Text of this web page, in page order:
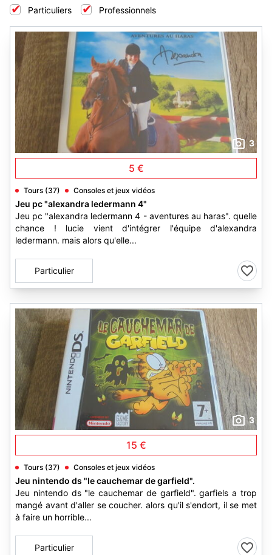
Particuliers Professionnels
3
5 €
Tours (37) Consoles et jeux vidéos
Jeu pc "alexandra ledermann 4"
Jeu pc "alexandra ledermann 4 - aventures au haras". quelle
chance ! lucie vient d'intégrer l'équipe d'alexandra
ledermann. mais alors qu'elle...
Particulier
3
15 €
Tours (37) Consoles et jeux vidéos
Jeu nintendo ds "le cauchemar de garfield".
Jeu nintendo ds "le cauchemar de garfield". garfiels a trop
mangé avant d'aller se coucher. alors qu'il s'endort, il se met
à faire un horrible...
Particulier